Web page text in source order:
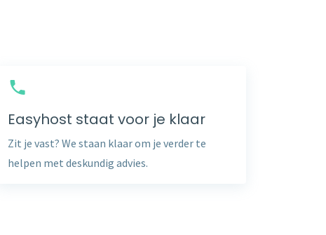
Easyhost staat voor je klaar
Zit je vast? We staan klaar om je verder te
helpen met deskundig advies.